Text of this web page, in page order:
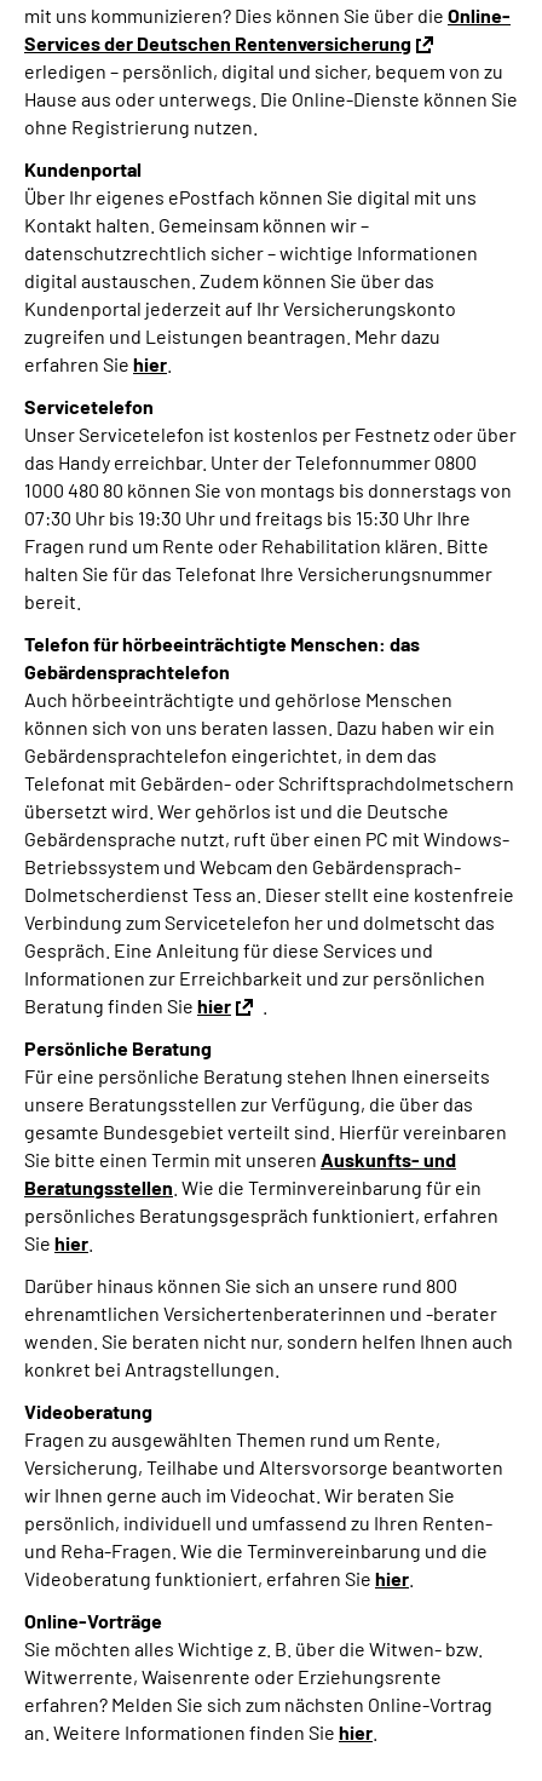
mit uns kommunizieren? Dies können Sie über die Online-
Services der Deutschen Rentenversicherung
erledigen – persönlich, digital und sicher, bequem von zu
Hause aus oder unterwegs. Die Online-Dienste können Sie
ohne Registrierung nutzen.
Kundenportal
Über Ihr eigenes ePostfach können Sie digital mit uns
Kontakt halten. Gemeinsam können wir –
datenschutzrechtlich sicher – wichtige Informationen
digital austauschen. Zudem können Sie über das
Kundenportal jederzeit auf Ihr Versicherungskonto
zugreifen und Leistungen beantragen. Mehr dazu
erfahren Sie hier
Servicetelefon
Unser Servicetelefon ist kostenlos per Festnetz oder über
das Handy erreichbar. Unter der Telefonnummer 0800
1000 480 80 können Sie von montags bis donnerstags von
07:30 Uhr bis 19:30 Uhr und freitags bis 15:30 Uhr Ihre
Fragen rund um Rente oder Rehabilitation klären. Bitte
halten Sie für das Telefonat Ihre Versicherungsnummer
bereit.
Telefon für hörbeeinträchtigte Menschen: das
Gebärdensprachtelefon
Auch hörbeeinträchtigte und gehörlose Menschen
können sich von uns beraten lassen. Dazu haben wir ein
Gebärdensprachtelefon eingerichtet, in dem das
Telefonat mit Gebärden- oder Schriftsprachdolmetschern
übersetzt wird. Wer gehörlos ist und die Deutsche
Gebärdensprache nutzt, ruft über einen PC mit Windows-
Betriebssystem und Webcam den Gebärdensprach-
Dolmetscherdienst Tess an. Dieser stellt eine kostenfreie
Verbindung zum Servicetelefon her und dolmetscht das
Gespräch. Eine Anleitung für diese Services und
Informationen zur Erreichbarkeit und zur persönlichen
Beratung finden Sie hier
Persönliche Beratung
Für eine persönliche Beratung stehen Ihnen einerseits
unsere Beratungsstellen zur Verfügung, die über das
gesamte Bundesgebiet verteilt sind. Hierfür vereinbaren
Sie bitte einen Termin mit unseren Auskunfts- und
Beratungsstellen . Wie die Terminvereinbarung für ein
persönliches Beratungsgespräch funktioniert, erfahren
Sie hier
Darüber hinaus können Sie sich an unsere rund 800
ehrenamtlichen Versichertenberaterinnen und -berater
wenden. Sie beraten nicht nur, sondern helfen Ihnen auch
konkret bei Antragstellungen.
Videoberatung
Fragen zu ausgewählten Themen rund um Rente,
Versicherung, Teilhabe und Altersvorsorge beantworten
wir Ihnen gerne auch im Videochat. Wir beraten Sie
persönlich, individuell und umfassend zu Ihren Renten-
und Reha-Fragen. Wie die Terminvereinbarung und die
Videoberatung funktioniert, erfahren Sie hier
Online-Vorträge
Sie möchten alles Wichtige z. B. über die Witwen- bzw.
Witwerrente, Waisenrente oder Erziehungsrente
erfahren? Melden Sie sich zum nächsten Online-Vortrag
an. Weitere Informationen finden Sie hier